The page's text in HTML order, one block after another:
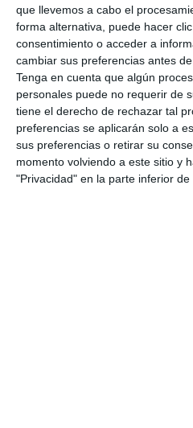
que llevemos a cabo el
forma alternativa, puede hacer
consentimiento o acceder a
cambiar sus preferencias antes
Tenga en cuenta que algún
personales puede no requerir de
tiene el derecho de rechazar tal
preferencias se aplicarán solo a
sus preferencias o retirar su
momento volviendo a este sitio y
"Privacidad" en la parte inferior de